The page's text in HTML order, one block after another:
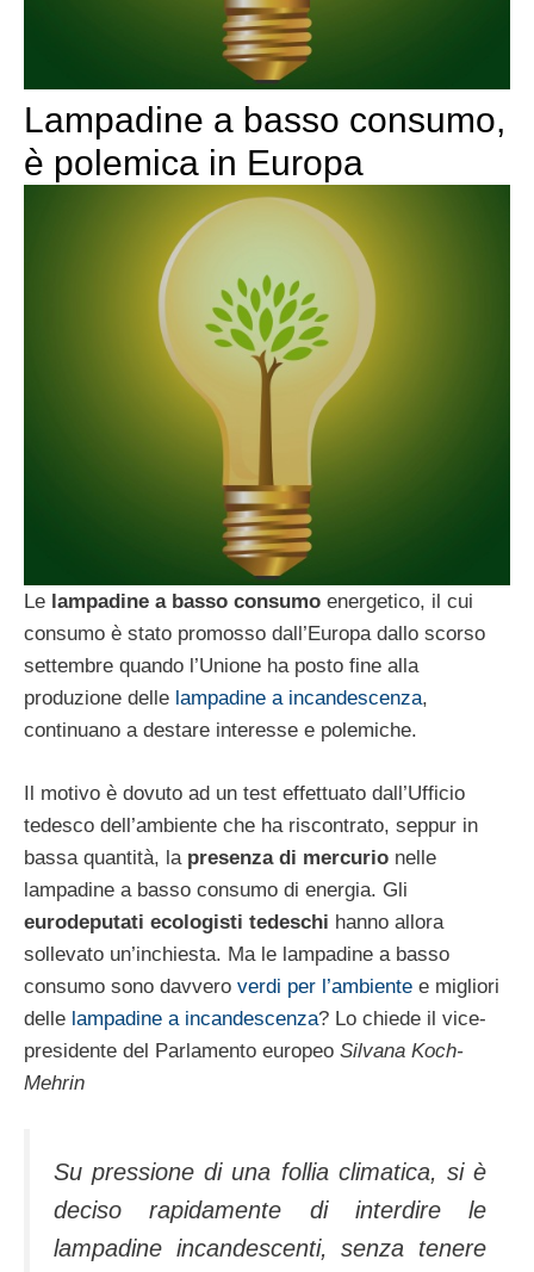
Lampadine a basso consumo,
è polemica in Europa
Le lampadine a basso consumo energetico, il cui
consumo è stato promosso dall’Europa dallo scorso
settembre quando l’Unione ha posto fine alla
produzione delle lampadine a incandescenza,
continuano a destare interesse e polemiche.
Il motivo è dovuto ad un test effettuato dall’Ufficio
tedesco dell’ambiente che ha riscontrato, seppur in
bassa quantità, la presenza di mercurio nelle
lampadine a basso consumo di energia. Gli
eurodeputati ecologisti tedeschi hanno allora
sollevato un’inchiesta. Ma le lampadine a basso
consumo sono davvero verdi per l’ambiente e migliori
delle lampadine a incandescenza? Lo chiede il vice-
presidente del Parlamento europeo Silvana Koch-
Mehrin
Su pressione di una follia climatica, si è
deciso rapidamente di interdire le
lampadine incandescenti, senza tenere